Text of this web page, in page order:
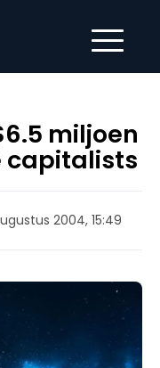
miljoen
capitalists
2004, 15:49